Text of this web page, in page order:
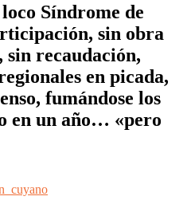
Síndrome de
sin obra
recaudación,
en picada,
fumándose los
en un año… «pero